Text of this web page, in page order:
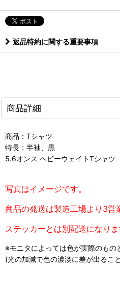
返品特約に関する重要事項
商品詳細
商品：Tシャツ
特長：半袖、黒
5.6オンス ヘビーウェイトTシャツ
写真はイメージです。
商品の発送は製造工場より3営
ステッカーとは別配送になり
※モニタによっては色が実際のもの
(光の加減で色の濃淡に差が出るこ